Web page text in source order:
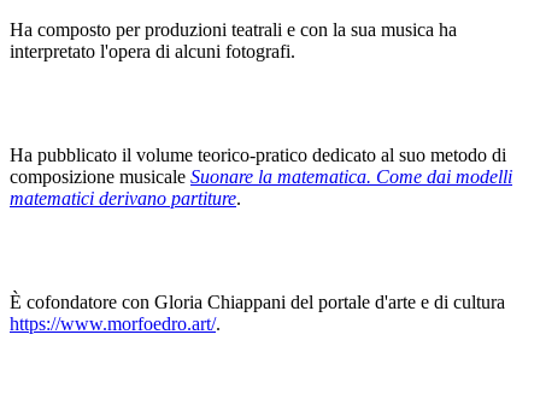
Ha composto per produzioni teatrali e con la sua musica ha
interpretato l'opera di alcuni fotografi.
Ha pubblicato il volume teorico-pratico dedicato al suo metodo di
composizione musicale Suonare la matematica. Come dai modelli
matematici derivano partiture.
È cofondatore con Gloria Chiappani del portale d'arte e di cultura
https://www.morfoedro.art/.